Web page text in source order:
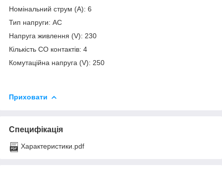
Номінальний струм (A): 6
Тип напруги: AC
Напруга живлення (V): 230
Кількість CO контактів: 4
Комутаційна напруга (V): 250
Приховати
Специфікація
Характеристики.pdf